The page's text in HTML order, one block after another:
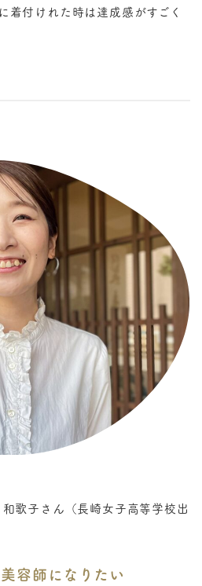
着付けれた時は達成感がすごく
歌子さん（長崎女子高等学校出
容師になりたい